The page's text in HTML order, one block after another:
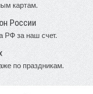
картам.
России
РФ за наш счет.
по праздникам.